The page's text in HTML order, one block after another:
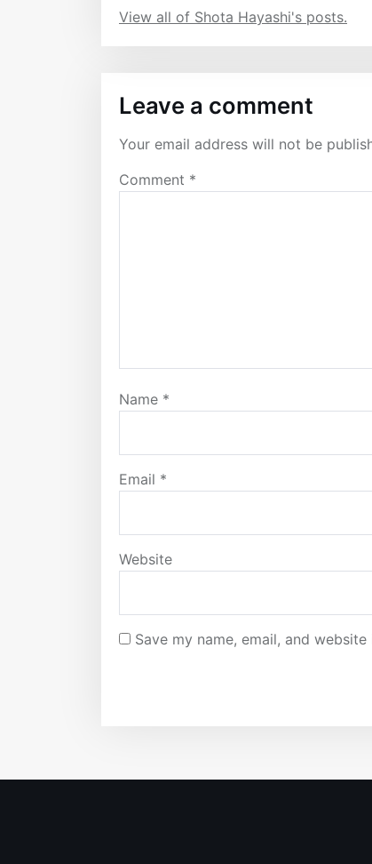
View all of Shota Hayashi's posts.
Leave a comment
Your email address will not be
Comment *
Name *
Email *
Website
Save my name, email, and